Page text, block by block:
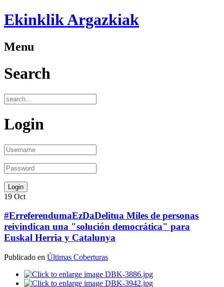
Ekinklik Argazkiak
Menu
Search
Login
19 Oct
#ErreferendumaEzDaDelitua Miles de personas
reivindican una "solución democrática" para
Euskal Herria y Catalunya
Publicado en Últimas Coberturas